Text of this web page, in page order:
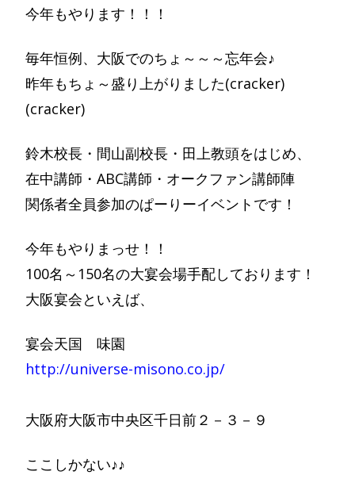
今年もやります！！！
毎年恒例、大阪でのちょ～～～忘年会♪
昨年もちょ～盛り上がりました(cracker)
(cracker)
鈴木校長・間山副校長・田上教頭をはじめ、
在中講師・ABC講師・オークファン講師陣
関係者全員参加のぱーりーイベントです！
今年もやりまっせ！！
100名～150名の大宴会場手配しております！
大阪宴会といえば、
宴会天国 味園
http://universe-misono.co.jp/
大阪府大阪市中央区千日前２－３－９
ここしかない♪♪